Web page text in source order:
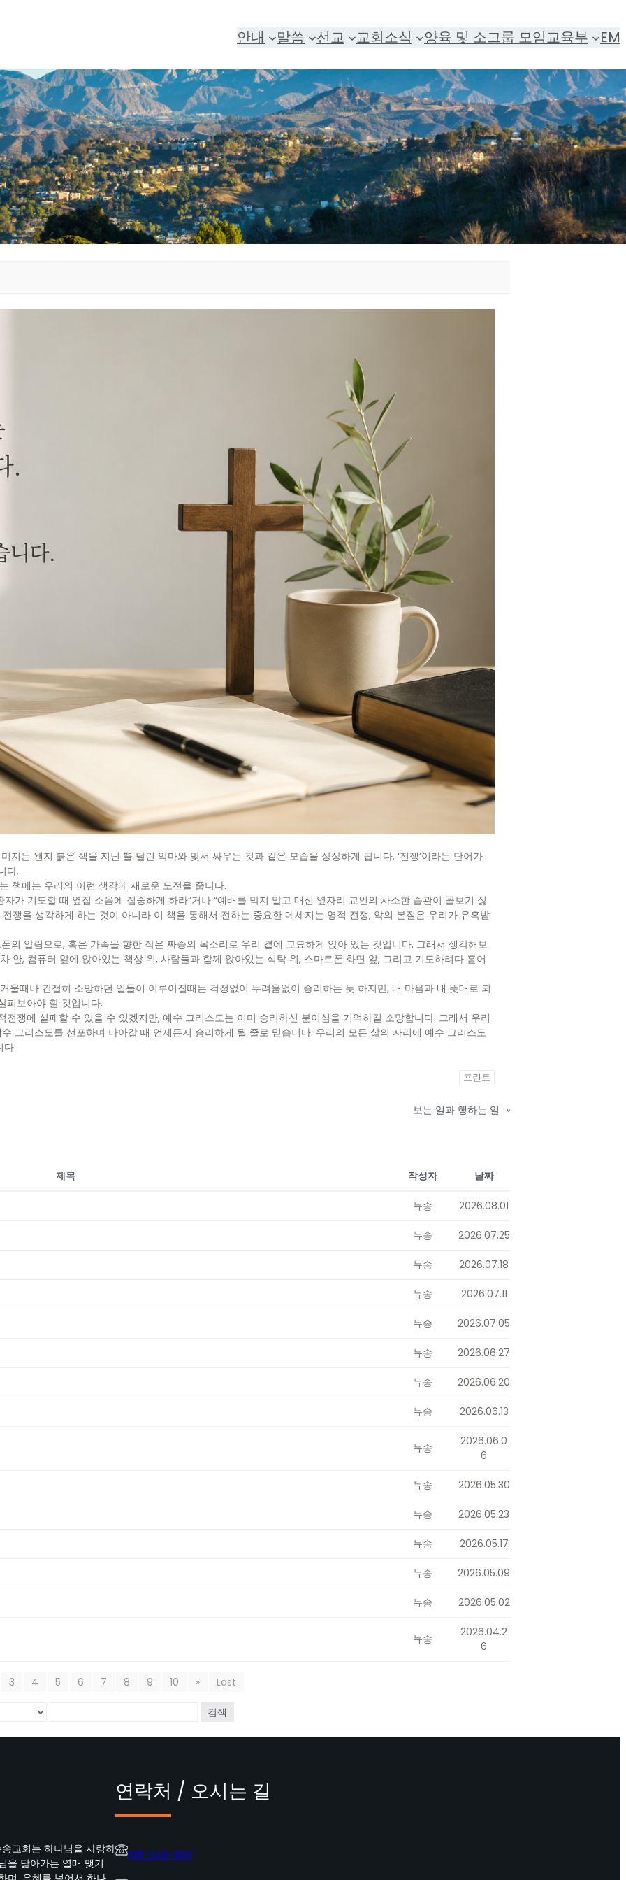
안내 말씀 선교 교회소식 양육 및 소그룹 모임교육부 EM
지는 왠지 붉은 색을 지닌 뿔 달린 악마와 맞서 싸우는 것과 같은 모습을 상상하게 됩니다. ‘전쟁’이라는 단어가
다.
책에는 우리의 이런 생각에 새로운 도전을 줍니다.
가 기도할 때 옆집 소음에 집중하게 하라”거나 “예배를 막지 말고 대신 옆자리 교인의 사소한 습관이 꼴보기 싫
쟁을 생각하게 하는 것이 아니라 이 책을 통해서 전하는 중요한 메세지는 영적 전쟁, 악의 본질은 우리가 유혹받
의 알림으로, 혹은 가족을 향한 작은 짜증의 목소리로 우리 곁에 교묘하게 앉아 있는 것입니다. 그래서 생각해보
안, 컴퓨터 앞에 앉아있는 책상 위, 사람들과 함께 앉아있는 식탁 위, 스마트폰 화면 앞, 그리고 기도하려다 흩어
때나 간절히 소망하던 일들이 이루어질때는 걱정없이 두려움없이 승리하는 듯 하지만, 내 마음과 내 뜻대로 되
펴보아야 할 것입니다.
쟁에 실패할 수 있을 수 있겠지만, 예수 그리스도는 이미 승리하신 분이심을 기억하길 소망합니다. 그래서 우리
그리스도를 선포하며 나아갈 때 언제든지 승리하게 될 줄로 믿습니다. 우리의 모든 삶의 자리에 예수 그리스도
다.
프린트
보는 일과 행하는 일 »
제목 작성자 날짜
뉴송 2026.08.01
뉴송 2026.07.25
뉴송 2026.07.18
뉴송 2026.07.11
뉴송 2026.07.05
뉴송 2026.06.27
뉴송 2026.06.20
뉴송 2026.06.13
뉴송
2026.06.0
6
뉴송 2026.05.30
뉴송 2026.05.23
뉴송 2026.05.17
뉴송 2026.05.09
뉴송 2026.05.02
뉴송
2026.04.2
6
3 4 5 6 7 8 9 10 » Last
검색
교회는 하나님을 사랑하
을 닮아가는 열매 맺기
연락처 / 오시는 길
818-248-9191